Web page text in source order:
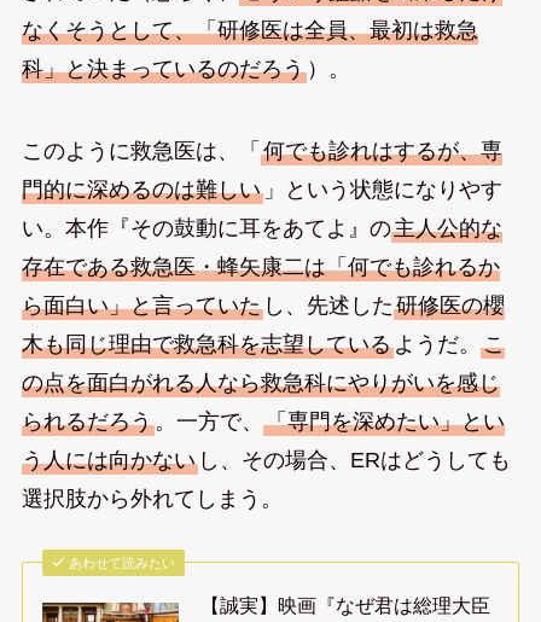
なくそうとして、「研修医は全員、最初は救急
科」と決まっているのだろう）。
このように救急医は、「 何でも診れはするが、専
門的に深めるのは難しい」という状態になりやす
い。本作『その鼓動に耳をあてよ』の主人公的な
存在である救急医・蜂矢康二は「何でも診れるか
ら面白い」と言っていたし、先述した研修医の櫻
木も同じ理由で救急科を志望しているようだ。 こ
の点を面白がれる人なら救急科にやりがいを感じ
られるだろう。一方で、 「専門を深めたい」とい
う人には向かないし、その場合、ERはどうしても
選択肢から外れてしまう。
あわせて読みたい
【誠実】映画『なぜ君は総理大臣